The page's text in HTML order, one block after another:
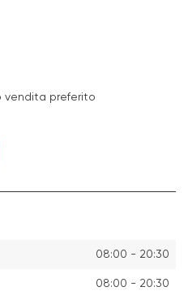
vendita preferito
08:00 - 20:30
08:00 - 20:30